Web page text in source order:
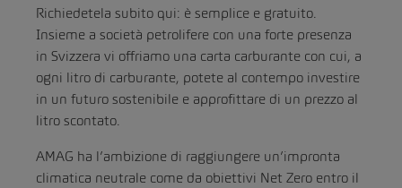
Richiedetela subito qui: è semplice e gratuito.
Insieme a società petrolifere con una forte presenza
in Svizzera vi offriamo una carta carburante con cui, a
ogni litro di carburante, potete al contempo investire
in un futuro sostenibile e approfittare di un prezzo al
litro scontato.
AMAG ha l’ambizione di raggiungere un’impronta
climatica neutrale come da obiettivi Net Zero entro il